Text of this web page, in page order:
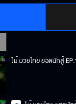
ไม้ มวยไทย ยอดนักสู้
ไม้ มวยไทย ยอดนักสู้